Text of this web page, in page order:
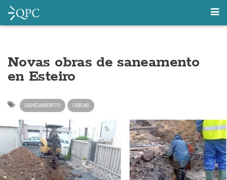
Novas obras de saneamento
en Esteiro
SANEAMENTO OBRAS